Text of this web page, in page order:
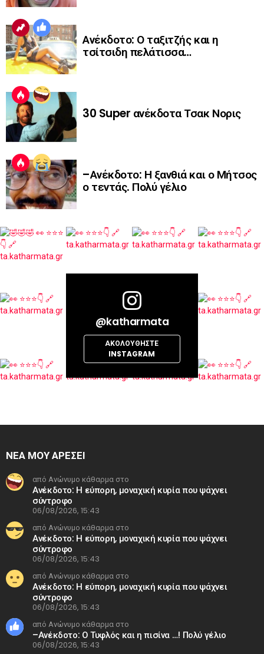
Ανέκδοτο: Ο ταξιτζής και η
τσίτσιδη πελάτισσα…
30 Super ανέκδοτα Τσακ Νορις
–Ανέκδοτο: Η ξανθιά και ο Μήτσος
ο τεντάς. Πολύ γέλιο
@katharmata
ΑΚΟΛΟΥΘΉΣΤΕ
INSTAGRAM
ΝΕΑ ΜΟΥ ΑΡΕΣΕΙ
από Ανώνυμο κάθαρμα στο
Ανέκδοτο: Η εύπορη, μοναχική κυρία που ψάχνει
σύντροφο
06/08/2026, 15:43
από Ανώνυμο κάθαρμα στο
Ανέκδοτο: Η εύπορη, μοναχική κυρία που ψάχνει
σύντροφο
06/08/2026, 15:43
από Ανώνυμο κάθαρμα στο
Ανέκδοτο: Η εύπορη, μοναχική κυρία που ψάχνει
σύντροφο
06/08/2026, 15:43
από Ανώνυμο κάθαρμα στο
–Ανέκδοτο: Ο Τυφλός και η πισίνα …! Πολύ γέλιο
06/08/2026, 15:43